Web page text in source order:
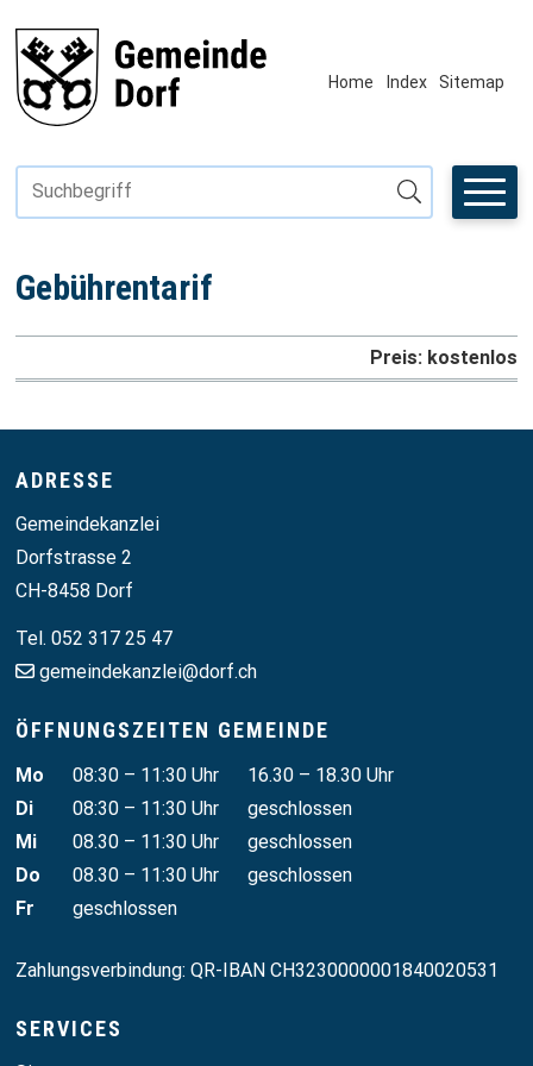
Navigieren in Fiktivhausen
Home Index Sitemap
Suchbegriff
Suche starten
Gebührentarif
Preis: kostenlos
Footer
ADRESSE
Gemeindekanzlei
Dorfstrasse 2
CH-8458 Dorf
Tel. 052 317 25 47
gemeindekanzlei@dorf.ch
ÖFFNUNGSZEITEN GEMEINDE
Wochentag Vormittag Nachmittag
Mo 08:30 – 11:30 Uhr
16.30 – 18.30 Uhr
Di
08:30 – 11:30 Uhr
geschlossen
Mi
08.30 – 11:30 Uhr
geschlossen
Do
08.30 – 11:30 Uhr
geschlossen
Fr
geschlossen
Zahlungsverbindung: QR-IBAN CH3230000001840020531
SERVICES